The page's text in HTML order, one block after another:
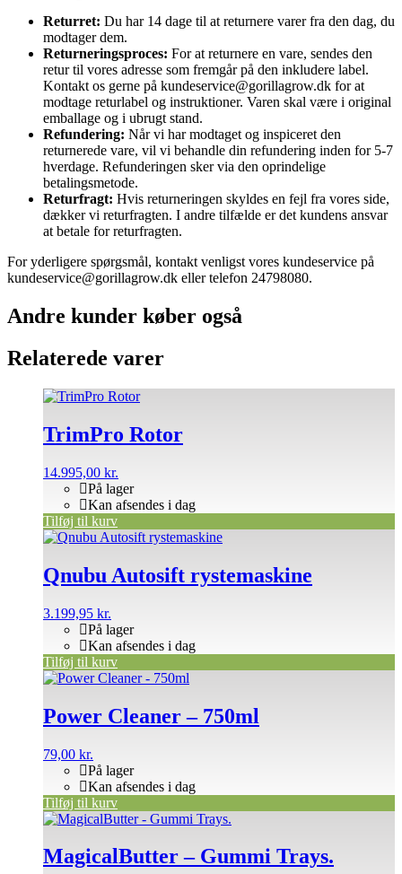
Returret: Du har 14 dage til at returnere varer fra den dag, du
modtager dem.
Returneringsproces: For at returnere en vare, sendes den
retur til vores adresse som fremgår på den inkludere label.
Kontakt os gerne på kundeservice@gorillagrow.dk for at
modtage returlabel og instruktioner. Varen skal være i original
emballage og i ubrugt stand.
Refundering: Når vi har modtaget og inspiceret den
returnerede vare, vil vi behandle din refundering inden for 5-7
hverdage. Refunderingen sker via den oprindelige
betalingsmetode.
Returfragt: Hvis returneringen skyldes en fejl fra vores side,
dækker vi returfragten. I andre tilfælde er det kundens ansvar
at betale for returfragten.
For yderligere spørgsmål, kontakt venligst vores kundeservice på
kundeservice@gorillagrow.dk eller telefon 24798080.
Andre kunder køber også
Relaterede varer
TrimPro Rotor
14.995,00 kr.
På lager
Kan afsendes i dag
Tilføj til kurv
Qnubu Autosift rystemaskine
3.199,95 kr.
På lager
Kan afsendes i dag
Tilføj til kurv
Power Cleaner – 750ml
79,00 kr.
På lager
Kan afsendes i dag
Tilføj til kurv
MagicalButter – Gummi Trays.